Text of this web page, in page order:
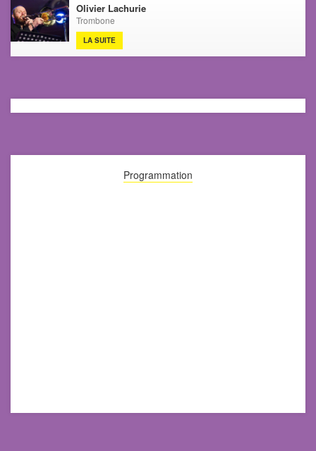
Olivier Lachurie
Trombone
LA SUITE
Programmation